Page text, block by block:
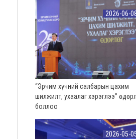
2026-06-
“Эрчим хүчний салбарын цахим
шилжилт, ухаалаг хэрэглээ”
боллоо
2026-05-